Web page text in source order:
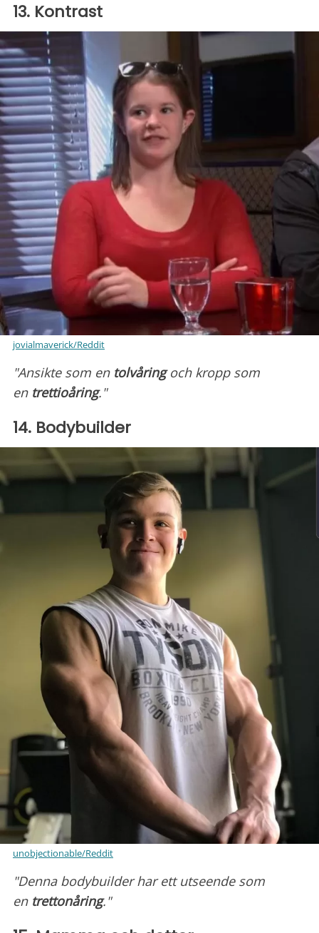
13. Kontrast
jovialmaverick/Reddit
"Ansikte som en tolvåringoch kropp som
en trettioåring."
14. Bodybuilder
unobjectionable/Reddit
"Denna bodybuilder har ett utseende som
en trettonåring."